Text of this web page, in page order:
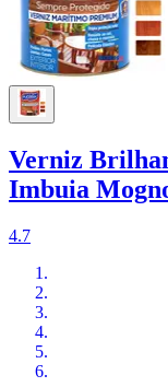
Verniz
Imbuia
4.7